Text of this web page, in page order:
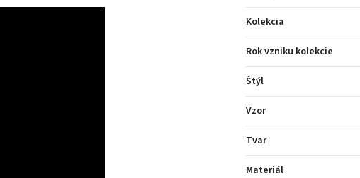
Kolekcia
Rok vzniku kolekcie
Štýl
Vzor
Tvar
Materiál